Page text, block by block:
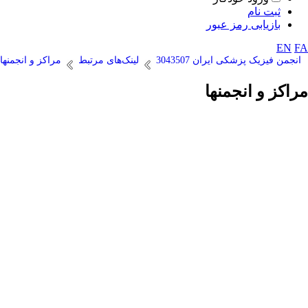
ثبت نام
بازیابی رمز عبور
EN FA
انجمن فیزیک پزشکی ایران 3043507 لینک‌های مرتبط مراکز و
مراکز و انجمنها